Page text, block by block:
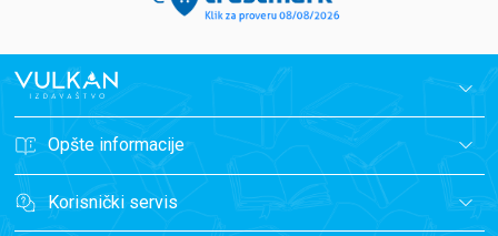
Opšte informacije
Korisnički servis